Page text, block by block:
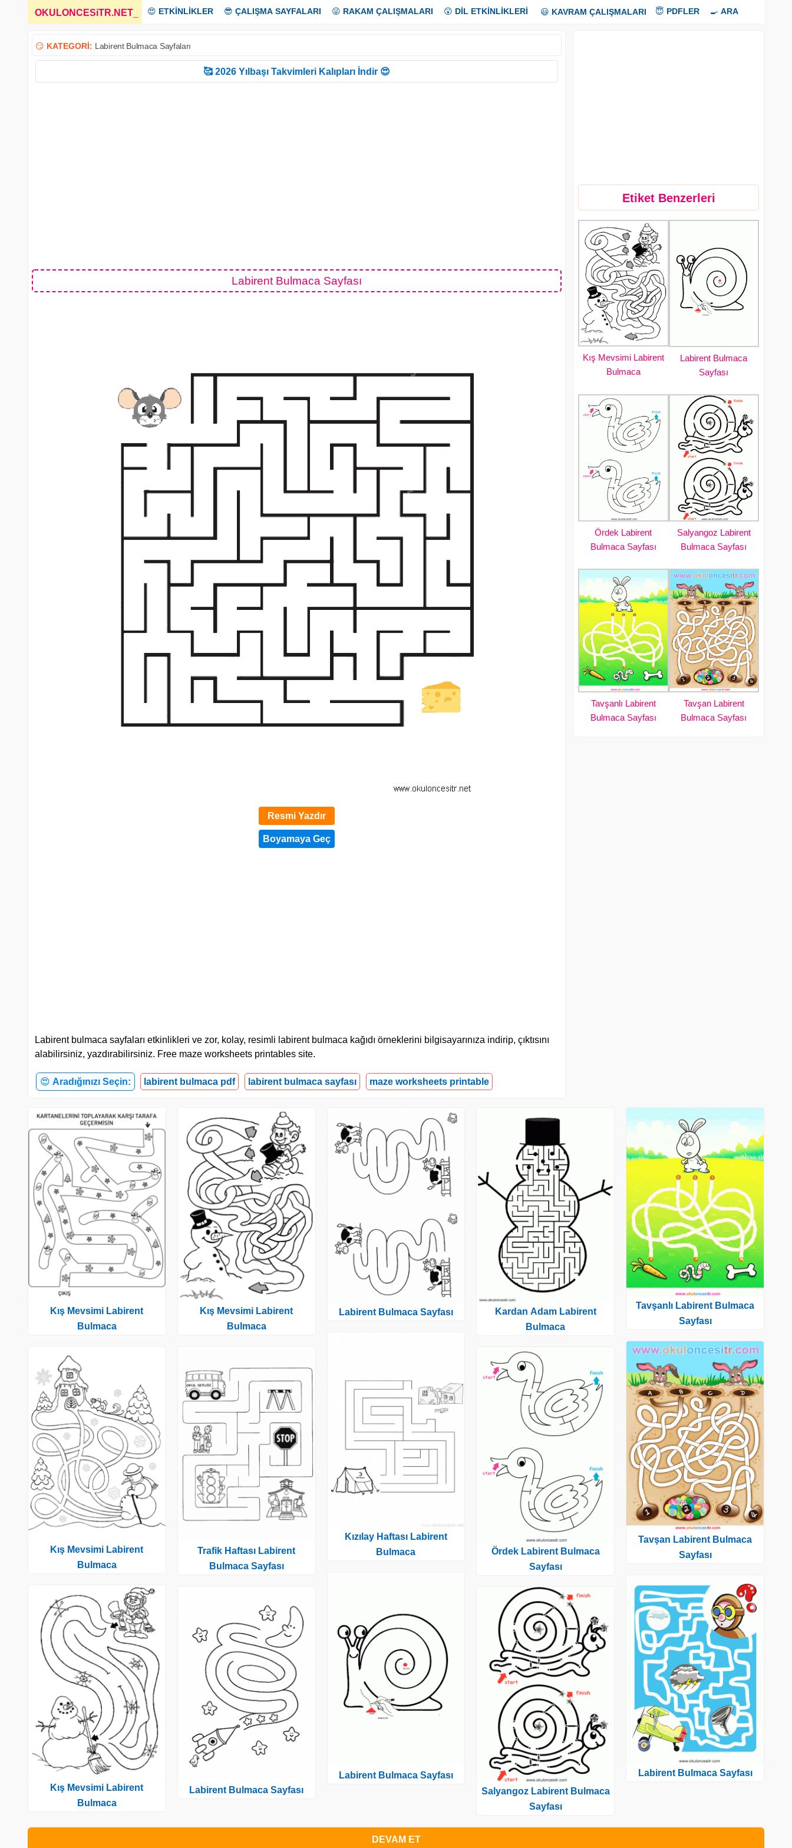
OKULONCESiTR.NET 😍 ETKİNLİKLER 😎 ÇALIŞMA SAYFALARI 😜 RAKAM ÇALIŞMALARI 😲 DİL ETKİNLİKLERİ 😃 KAVRAM ÇALIŞMALARI 😇 PDFLER 🍳 ARA
😏 KATEGORİ: Labirent Bulmaca Sayfaları
🥰 2026 Yılbaşı Takvimleri Kalıpları İndir 😍
Labirent Bulmaca Sayfası
Resmi Yazdır
Labirent bulmaca sayfaları etkinlikleri ve zor, kolay, resimli labirent bulmaca kağıdı örneklerini bilgisayarınıza indirip, çıktısını
alabilirsiniz, yazdırabilirsiniz. Free maze worksheets printables site.
😍 Aradığınızı Seçin: labirent bulmaca pdf labirent bulmaca sayfası maze worksheets printable
Etiket Benzerleri
Kış Mevsimi Labirent
Bulmaca
Labirent Bulmaca
Sayfası
Ördek Labirent
Bulmaca Sayfası
Salyangoz Labirent
Bulmaca Sayfası
Tavşanlı Labirent
Bulmaca Sayfası
Tavşan Labirent
Bulmaca Sayfası
Kış Mevsimi Labirent
Bulmaca
Kış Mevsimi Labirent
Bulmaca
Kış Mevsimi Labirent
Bulmaca
Kış Mevsimi Labirent
Bulmaca
Trafik Haftası Labirent
Bulmaca Sayfası
Labirent Bulmaca Sayfası
Labirent Bulmaca Sayfası
Kızılay Haftası Labirent
Bulmaca
Labirent Bulmaca Sayfası
Kardan Adam Labirent
Bulmaca
Ördek Labirent Bulmaca
Sayfası
Salyangoz Labirent Bulmaca
Sayfası
Tavşanlı Labirent Bulmaca
Sayfası
Tavşan Labirent Bulmaca
Sayfası
Labirent Bulmaca Sayfası
DEVAM ET